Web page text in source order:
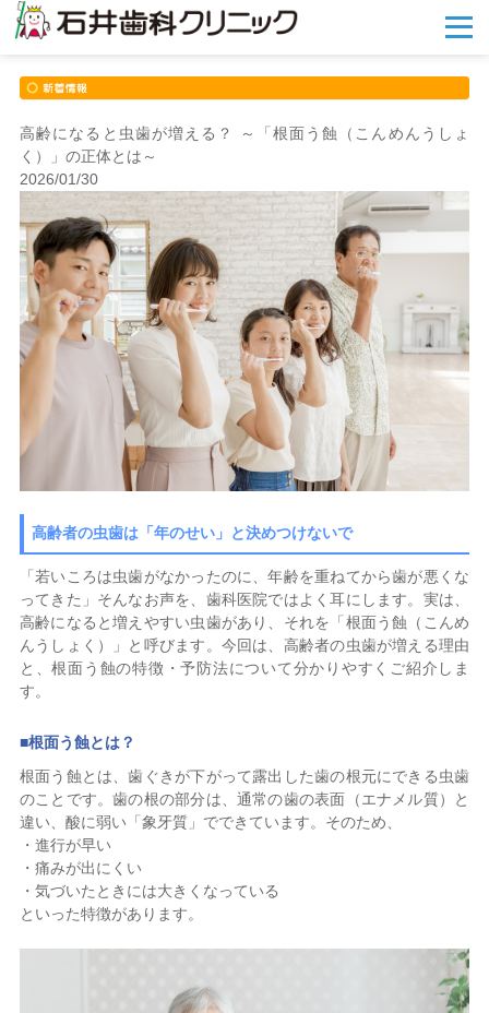
メ
ニ
開
高齢になると虫歯が増える？ ～「根面う蝕（こんめんうしょ
く）」の正体とは～
2026/01/30
高齢者の虫歯は「年のせい」と決めつけないで
「若いころは虫歯がなかったのに、年齢を重ねてから歯が悪くな
ってきた」そんなお声を、歯科医院ではよく耳にします。実は、
高齢になると増えやすい虫歯があり、それを「根面う蝕（こんめ
んうしょく）」と呼びます。今回は、高齢者の虫歯が増える理由
と、根面う蝕の特徴・予防法について分かりやすくご紹介しま
す。
■根面う蝕とは？
根面う蝕とは、歯ぐきが下がって露出した歯の根元にできる虫歯
のことです。歯の根の部分は、通常の歯の表面（エナメル質）と
違い、酸に弱い「象牙質」でできています。そのため、
・進行が早い
・痛みが出にくい
・気づいたときには大きくなっている
といった特徴があります。